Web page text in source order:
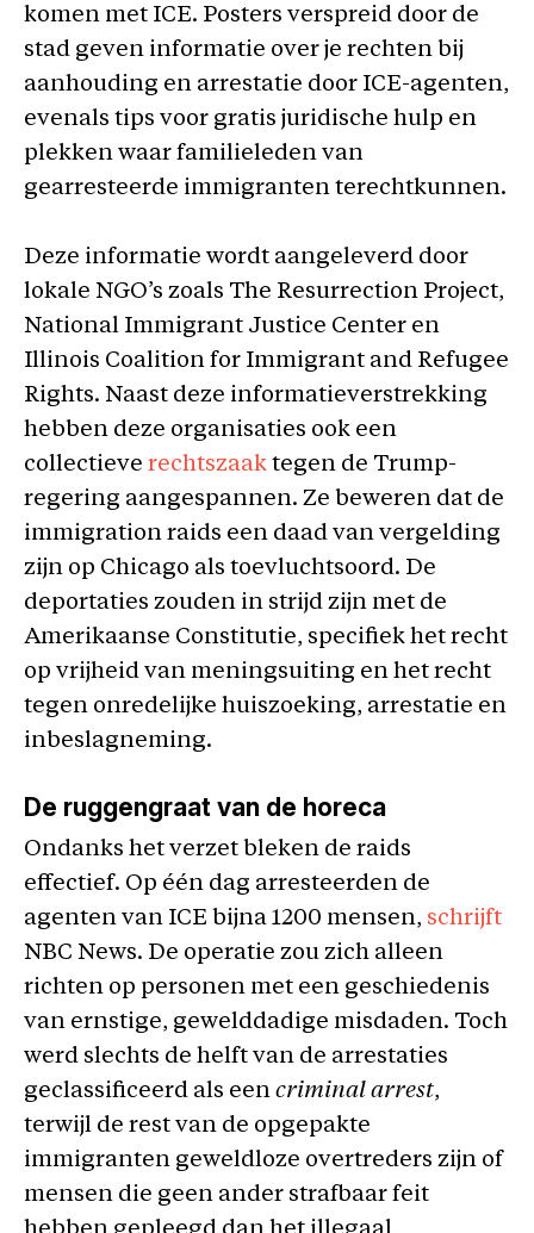
komen met ICE. Posters verspreid door de
stad geven informatie over je rechten bij
aanhouding en arrestatie door ICE-agenten,
evenals tips voor gratis juridische hulp en
plekken waar familieleden van
gearresteerde immigranten terechtkunnen.
Deze informatie wordt aangeleverd door
lokale NGO’s zoals The Resurrection Project,
National Immigrant Justice Center en
Illinois Coalition for Immigrant and Refugee
Rights. Naast deze informatieverstrekking
hebben deze organisaties ook een
collectieve rechtszaak tegen de Trump-
regering aangespannen. Ze beweren dat de
immigration raids een daad van vergelding
zijn op Chicago als toevluchtsoord. De
deportaties zouden in strijd zijn met de
Amerikaanse Constitutie, specifiek het recht
op vrijheid van meningsuiting en het recht
tegen onredelijke huiszoeking, arrestatie en
inbeslagneming.
De ruggengraat van de horeca
Ondanks het verzet bleken de raids
effectief. Op één dag arresteerden de
agenten van ICE bijna 1200 mensen, schrijft
NBC News. De operatie zou zich alleen
richten op personen met een geschiedenis
van ernstige, gewelddadige misdaden. Toch
werd slechts de helft van de arrestaties
geclassificeerd als een criminal arrest,
terwijl de rest van de opgepakte
immigranten geweldloze overtreders zijn of
mensen die geen ander strafbaar feit